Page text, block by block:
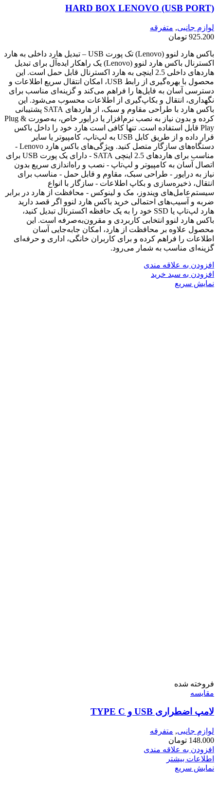
HARD BOX LENOVO (USB PORT)
لوازم جانبی, متفرقه
925.200 تومان
باکس هارد لنوو (Lenovo) تک پورت USB – تبدیل هارد داخلی به هارد
اکسترنال باکس هارد لنوو (Lenovo) یک راهکار ایده‌آل برای تبدیل
هاردهای داخلی 2.5 اینچی به هارد اکسترنال قابل حمل است. این
محصول با بهره‌گیری از رابط USB، امکان انتقال سریع اطلاعات و
دسترسی آسان به فایل‌ها را فراهم می‌کند و گزینه‌ای مناسب برای
نگهداری، انتقال و بکاپ‌گیری از اطلاعات محسوب می‌شود. این
باکس هارد با طراحی مقاوم و سبک، از هاردهای SATA پشتیبانی
کرده و بدون نیاز به نصب نرم‌افزار یا درایور خاص، به‌صورت Plug &
Play قابل استفاده است. تنها کافی است هارد خود را داخل باکس
قرار داده و از طریق کابل USB به لپ‌تاپ، کامپیوتر یا سایر
دستگاه‌های سازگار متصل کنید. ویژگی‌های باکس هارد Lenovo -
مناسب برای هاردهای 2.5 اینچی SATA - دارای یک پورت USB برای
اتصال آسان به کامپیوتر و لپ‌تاپ - نصب و راه‌اندازی سریع بدون
نیاز به درایور - طراحی سبک، مقاوم و قابل حمل - مناسب برای
انتقال، ذخیره‌سازی و بکاپ اطلاعات - سازگار با انواع
سیستم‌عامل‌های ویندوز، مک و لینوکس - محافظت از هارد در برابر
ضربه و آسیب‌های احتمالی خرید باکس هارد لنوو اگر قصد دارید
هارد لپ‌تاپ یا SSD خود را به یک حافظه اکسترنال تبدیل کنید،
باکس هارد لنوو انتخابی کاربردی و مقرون‌به‌صرفه است. این
محصول علاوه بر محافظت از هارد، امکان جابه‌جایی آسان
اطلاعات را فراهم کرده و برای کاربران خانگی، اداری و حرفه‌ای
گزینه‌ای مناسب به شمار می‌رود.
افزودن به علاقه مندی
افزودن به سبد خرید
نمایش سریع
فروخته شده
مقايسه
لامپ اضطراری USB و TYPE C
لوازم جانبی, متفرقه
148.000 تومان
افزودن به علاقه مندی
اطلاعات بیشتر
نمایش سریع